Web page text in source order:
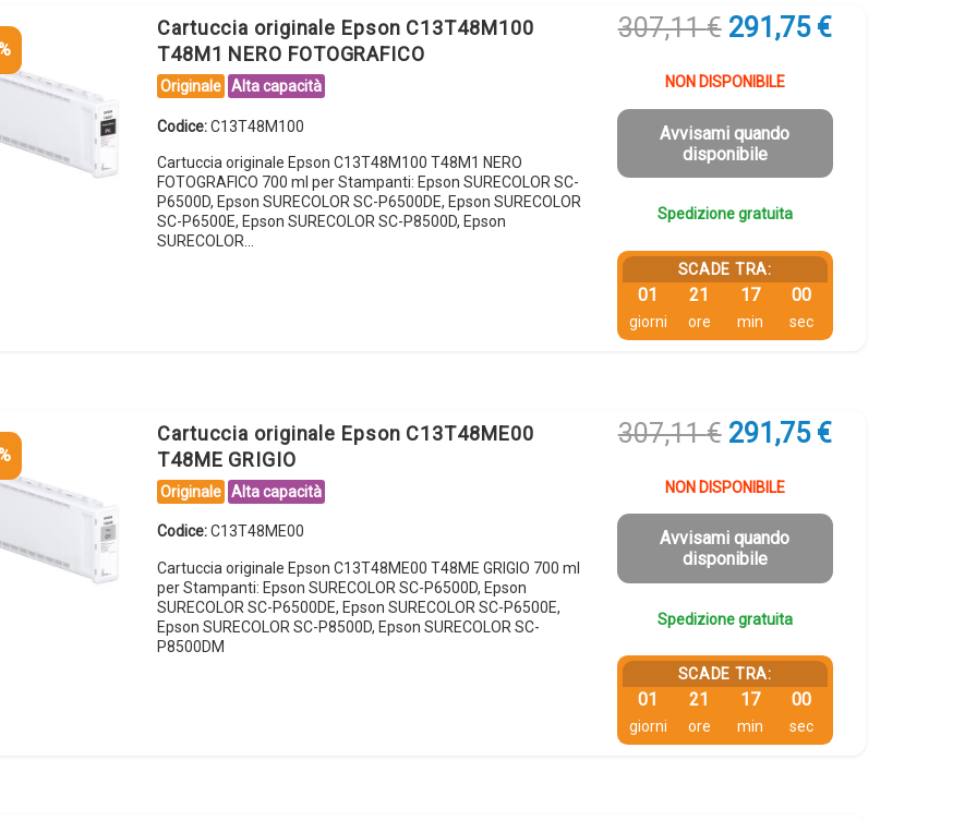
Cartuccia originale Epson C13T48M100
T48M1 NERO FOTOGRAFICO
Originale Alta capacità
Codice:C13T48M100
Cartuccia originale Epson C13T48M100 T48M1 NERO
FOTOGRAFICO 700 ml per Stampanti: Epson SURECOLOR SC-
P6500D, Epson SURECOLOR SC-P6500DE, Epson SURECOLOR
SC-P6500E, Epson SURECOLOR SC-P8500D, Epson
SURECOLOR…
307,11€ Il
originale
era:
307,11 €.
291,75 €Il
è:
NON DISPONIBILE
Avvisami quando
disponibile
Spedizione gratuita
SCADE TRA:
01
giorni
21
ore
16
min
59
sec
Cartuccia originale Epson C13T48ME00
T48ME GRIGIO
Originale Alta capacità
Codice:C13T48ME00
Cartuccia originale Epson C13T48ME00 T48ME GRIGIO 700 ml
per Stampanti: Epson SURECOLOR SC-P6500D, Epson
SURECOLOR SC-P6500DE, Epson SURECOLOR SC-P6500E,
Epson SURECOLOR SC-P8500D, Epson SURECOLOR SC-
P8500DM
307,11€ Il
prezzo
originale
era:
307,11 €.
291,75 €Il
è:
NON DISPONIBILE
Avvisami quando
disponibile
Spedizione gratuita
SCADE TRA:
01
giorni
21
ore
16
min
59
sec